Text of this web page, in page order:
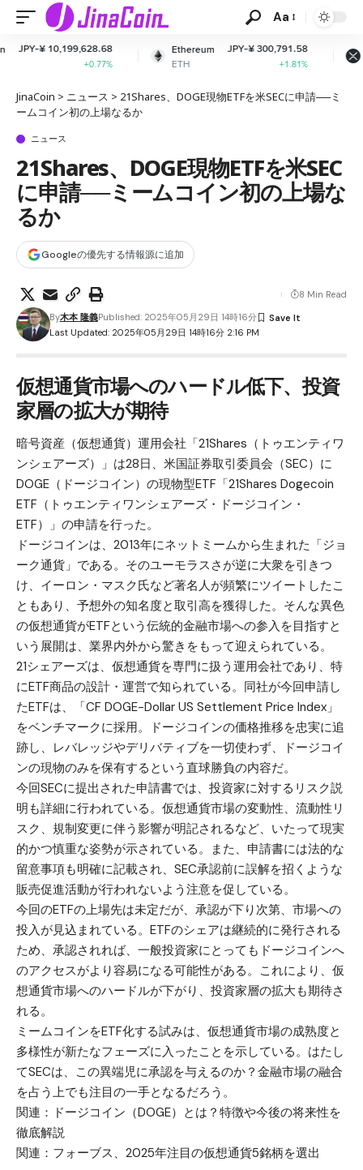
Aa
Ethereum
ETH
JPY-¥ 300,791.58
XRP
XRP
JPY-¥
-
JinaCoin > ニュース > 21Shares、DOGE現物ETFを米SECに申請──ミ
ームコイン初の上場なるか
ニュース
21Shares、DOGE現物ETFを米SEC
に申請──ミームコイン初の上場な
るか
Googleの優先する情報源に追加
Last Updated: 2025年05月29日 14時16分 2:16 PM
By木本 隆義Published: 2025年05月29日 14時16分
8 Min Read
仮想通貨市場へのハードル低下、投資
家層の拡大が期待
暗号資産（仮想通貨）運用会社「21Shares（トゥエンティワ
ンシェアーズ）」は28日、米国証券取引委員会（SEC）に
DOGE（ドージコイン） の現物型ETF「21Shares Dogecoin
ETF（トゥエンティワンシェアーズ・ドージコイン・
ETF）」の申請を行った。
ドージコインは、2013年にネットミームから生まれた「ジョ
ーク通貨」である。そのユーモラスさが逆に大衆を引きつ
け、イーロン・マスク氏など著名人が頻繁にツイートしたこ
ともあり、予想外の知名度と取引高を獲得した。そんな異色
の仮想通貨がETFという伝統的金融市場への参入を目指すと
いう展開は、業界内外から驚きをもって迎えられている。
21シェアーズは、仮想通貨を専門に扱う運用会社であり、特
にETF商品の設計・運営で知られている。同社が今回申請し
たETFは、「CF DOGE-Dollar US Settlement Price Index」
をベンチマークに採用。ドージコインの価格推移を忠実に追
跡し、レバレッジやデリバティブを一切使わず、ドージコイ
ンの現物のみを保有するという直球勝負の内容だ。
今回SECに提出された申請書では、投資家に対するリスク説
明も詳細に行われている。仮想通貨市場の変動性、流動性リ
スク、規制変更に伴う影響が明記されるなど、いたって現実
的かつ慎重な姿勢が示されている。また、申請書には法的な
留意事項も明確に記載され、SEC承認前に誤解を招くような
販売促進活動が行われないよう注意を促している。
今回のETFの上場先は未定だが、承認が下り次第、市場への
投入が見込まれている。ETFのシェアは継続的に発行される
ため、承認されれば、一般投資家にとってもドージコインへ
のアクセスがより容易になる可能性がある。これにより、仮
想通貨市場へのハードルが下がり、投資家層の拡大も期待さ
れる。
ミームコインをETF化する試みは、仮想通貨市場の成熟度と
多様性が新たなフェーズに入ったことを示している。はたし
てSECは、この異端児に承認を与えるのか？金融市場の融合
を占う上でも注目の一手となるだろう。
関連： ドージコイン（DOGE）とは？特徴や今後の将来性を
徹底解説
関連： フォーブス、2025年注目の仮想通貨5銘柄を選出